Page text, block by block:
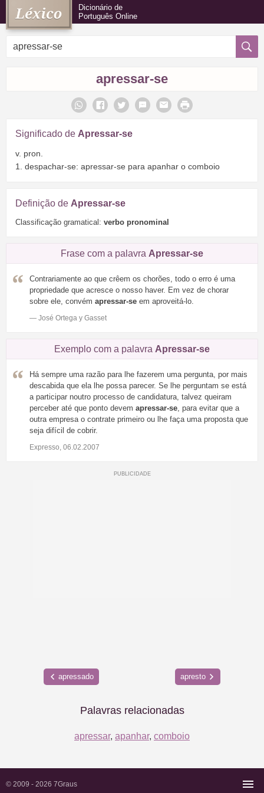
Dicionário de
Português Online
apressar-se
Significado de Apressar-se
v. pron.
1. despachar-se: apressar-se para apanhar o comboio
Definição de Apressar-se
Classificação gramatical: verbo pronominal
Frase com a palavra Apressar-se
Contrariamente ao que crêem os chorões, todo o erro é uma
propriedade que acresce o nosso haver. Em vez de chorar
sobre ele, convém apressar-se em aproveitá-lo.
— José Ortega y Gasset
Exemplo com a palavra Apressar-se
Há sempre uma razão para lhe fazerem uma pergunta, por mais
descabida que ela lhe possa parecer. Se lhe perguntam se está
a participar noutro processo de candidatura, talvez queiram
perceber até que ponto devem apressar-se , para evitar que a
outra empresa o contrate primeiro ou lhe faça uma proposta que
seja difícil de cobrir.
Expresso, 06.02.2007
apressado apresto
Palavras relacionadas
apressar, apanhar, comboio
© 2009 - 2026 7Graus